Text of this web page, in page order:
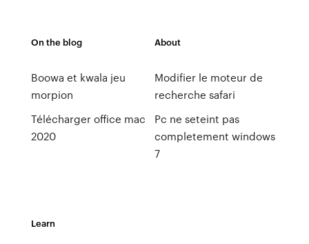
On the blog
Boowa et kwala jeu
morpion
Télécharger office mac
2020
About
Modifier le moteur de
recherche safari
Pc ne seteint pas
completement windows
7
Learn